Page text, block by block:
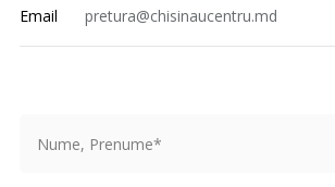
Email
pretura@chisinaucentru.md